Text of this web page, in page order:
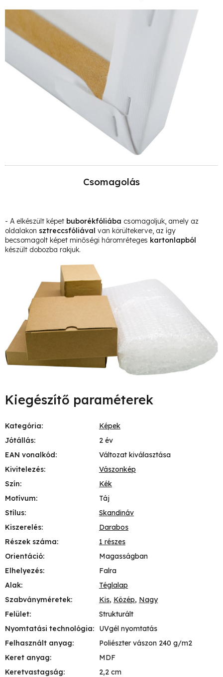
Csomagolás
- A elkészült képet buborékfóliába csomagoljuk, amely az
oldalakon sztreccsfóliával van körültekerve, az így
becsomagolt képet minőségi háromréteges kartonlapból
készült dobozba rakjuk.
Kiegészítő paraméterek
Kategória:
Képek
Jótállás:
2 év
EAN vonalkód:
Változat kiválasztása
Kivitelezés:
Vászonkép
Szín:
Kék
Motívum:
Táj
Stílus:
Skandináv
Kiszerelés:
Darabos
Részek száma:
1 részes
Orientáció:
Magasságban
Elhelyezés:
Falra
Alak:
Téglalap
Szabványméretek: Kis, Közép, Nagy
Felület:
Strukturált
Nyomtatási technológia:
UVgél nyomtatás
Felhasznált anyag:
Poliészter vászon 240 g/m2
Keret anyag:
MDF
Keretvastagság: 2,2 cm